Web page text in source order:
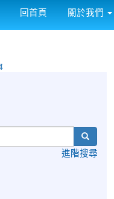
回首頁 關於我們
進階搜尋